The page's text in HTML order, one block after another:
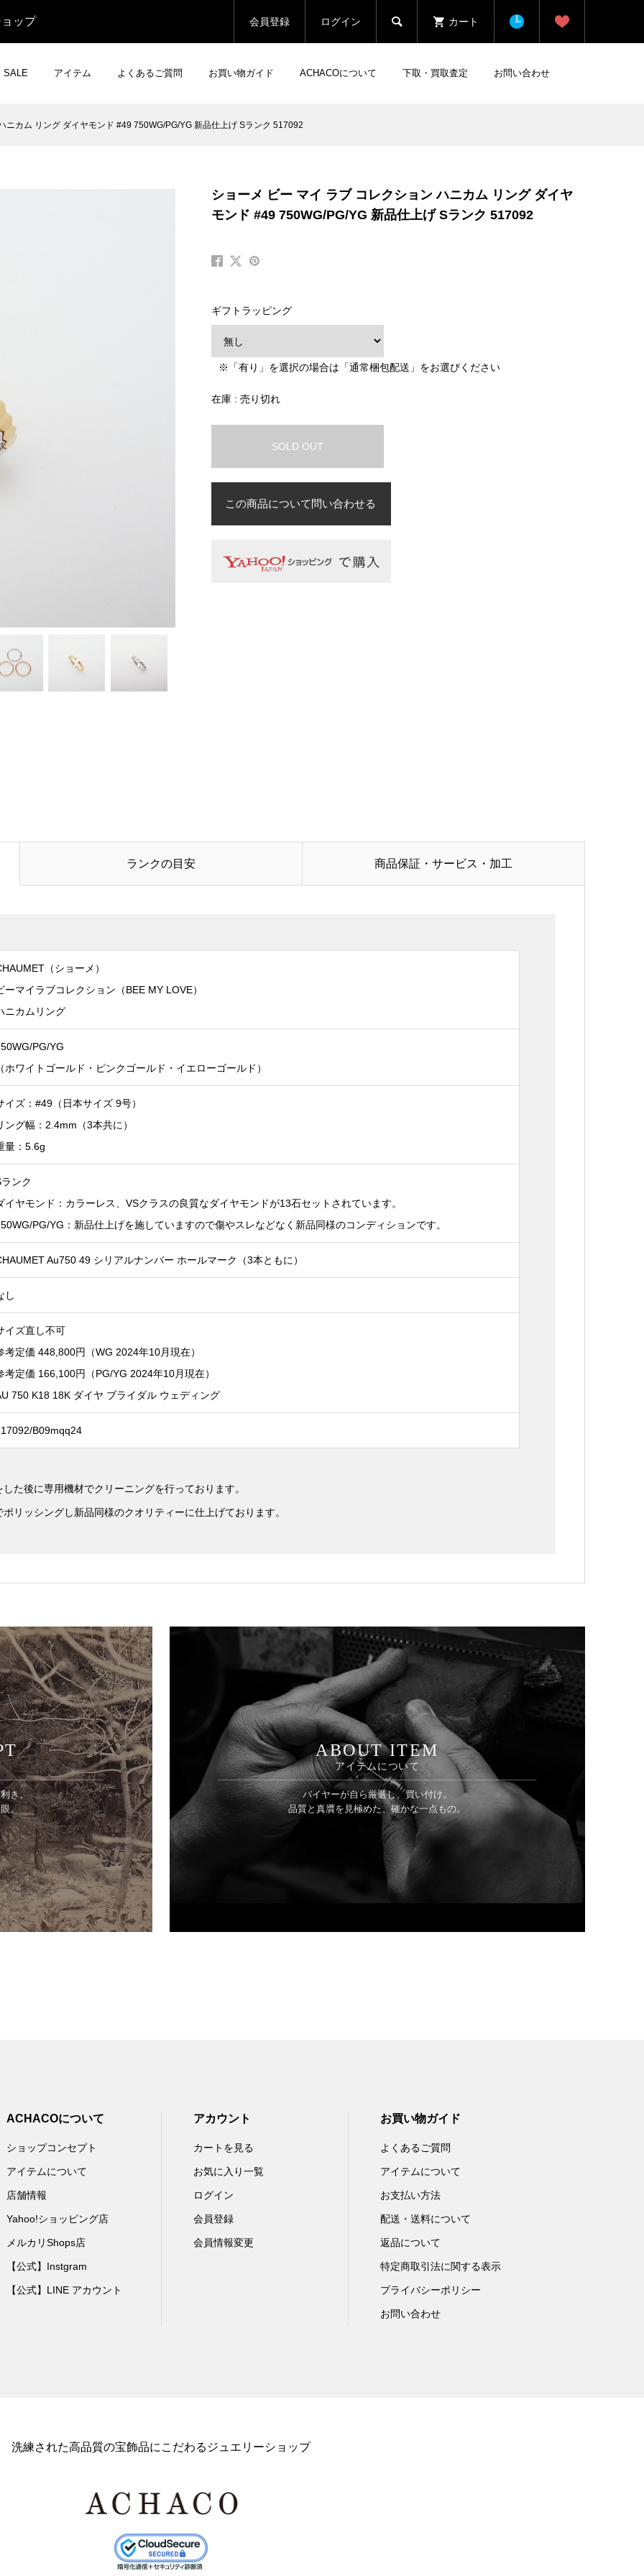
ップ 会員登録 ログイン  カート
SALE アイテム よくあるご質問 お買い物ガイド ACHACOについて 下取・買取査定 お問い合わせ
ニカム リング ダイヤモンド #49 750WG/PG/YG 新品仕上げ Sランク 517092
ショーメ ビー マイ ラブ コレクション ハニカム リング ダイヤ
モンド #49 750WG/PG/YG 新品仕上げ Sランク 517092
ギフトラッピング
※「有り」を選択の場合は「通常梱包配送」をお選びください
在庫 : 売り切れ
SOLD OUT
この商品について問い合わせる
ランクの目安 商品保証・サービス・加工
た後に専用機材でクリーニングを行っております。
リッシングし新品同様のクオリティーに仕上げております。
（ショーメ）
ーマイラブコレクション（BEE MY LOVE）
ニカムリング
PG/YG
ホワイトゴールド・ピンクゴールド・イエローゴールド）
イズ：#49（日本サイズ 9号）
ング幅：2.4mm（3本共に）
量：5.6g
ンク
イヤモンド：カラーレス、VSクラスの良質なダイヤモンドが13石セットされています。
PG/YG：新品仕上げを施していますので傷やスレなどなく新品同様のコンディションです。
Au750 49 シリアルナンバー ホールマーク（3本ともに）
し
イズ直し不可
考定価 448,800円（WG 2024年10月現在）
考定価 166,100円（PG/YG 2024年10月現在）
750 K18 18K ダイヤ ブライダル ウェディング
B09mqq24
き。
。
ABOUT ITEM
アイテムについて
バイヤーが自ら厳選し、買い付け。
品質と真贋を見極めた、確かな一点もの。
ACHACOについて
ショップコンセプト
アイテムについて
店舗情報
Yahoo!ショッピング店
メルカリShops店
【公式】Instgram
【公式】LINE アカウント
アカウント
カートを見る
お気に入り一覧
ログイン
会員登録
会員情報変更
お買い物ガイド
よくあるご質問
アイテムについて
お支払い方法
配送・送料について
返品について
特定商取引法に関する表示
プライバシーポリシー
お問い合わせ
洗練された高品質の宝飾品にこだわるジュエリーショップ